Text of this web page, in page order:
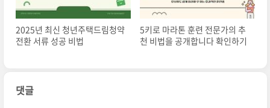
2025년 최신 청년주택드림청약
전환 서류 성공 비법
5키로 마라톤 훈련 전문가의 추
천 비법을 공개합니다 확인하기
댓글